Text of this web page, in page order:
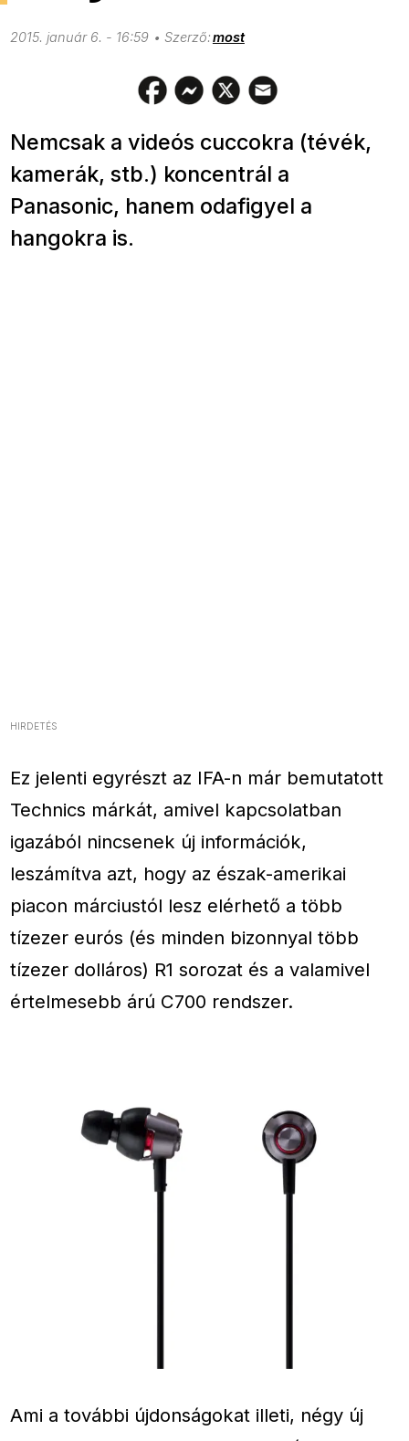
2015. január 6. - 16:59 most
Nemcsak a videós cuccokra (tévék,
kamerák, stb.) koncentrál a
Panasonic, hanem odafigyel a
hangokra is.
HIRDETÉS
Ez jelenti egyrészt az IFA-n már bemutatott
Technics márkát, amivel kapcsolatban
igazából nincsenek új információk,
leszámítva azt, hogy az észak-amerikai
piacon márciustól lesz elérhető a több
tízezer eurós (és minden bizonnyal több
tízezer dolláros) R1 sorozat és a valamivel
értelmesebb árú C700 rendszer.
Ami a további újdonságokat illeti, négy új